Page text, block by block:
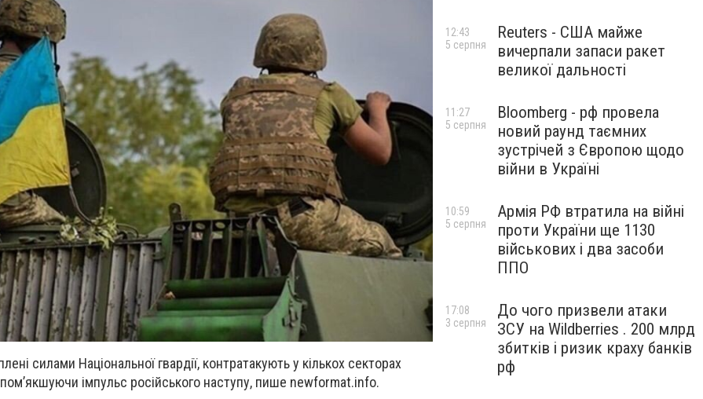
силами Національної гвардії, контратакують у кількох секторах
імпульс російського наступу, пише newformat.info.
Reuters - США майже
вичерпали запаси ракет
великої дальності
12:43
5 серпня
Bloomberg - рф провела
новий раунд таємних
зустрічей з Європою щодо
війни в Україні
11:27
5 серпня
Армія РФ втратила на війні
проти України ще 1130
військових і два засоби
ППО
10:59
5 серпня
До чого призвели атаки
ЗСУ на Wildberries . 200 млрд
збитків і ризик краху банків
рф
17:08
3 серпня